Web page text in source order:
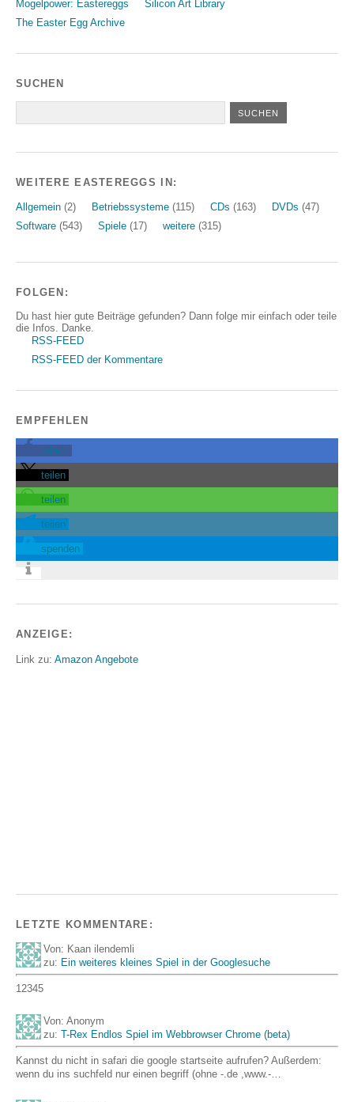
Mogelpower: Eastereggs
Silicon Art Library
The Easter Egg Archive
SUCHEN
WEITERE EASTEREGGS IN:
Allgemein (2) Betriebssysteme (115) CDs (163) DVDs (47)
Software (543) Spiele (17) weitere (315)
FOLGEN:
Du hast hier gute Beiträge gefunden? Dann folge mir einfach oder teile
die Infos. Danke.
RSS-FEED
RSS-FEED der Kommentare
EMPFEHLEN
teilen
teilen
teilen
teilen
spenden
ANZEIGE:
Link zu: Amazon Angebote
LETZTE KOMMENTARE:
Von: Kaan ilendemli
zu: Ein weiteres kleines Spiel in der Googlesuche
12345
Von: Anonym
zu: T-Rex Endlos Spiel im Webbrowser Chrome (beta)
Kannst du nicht in safari die google startseite aufrufen? Außerdem:
wenn du ins suchfeld nur einen begriff (ohne -.de ,www.-…